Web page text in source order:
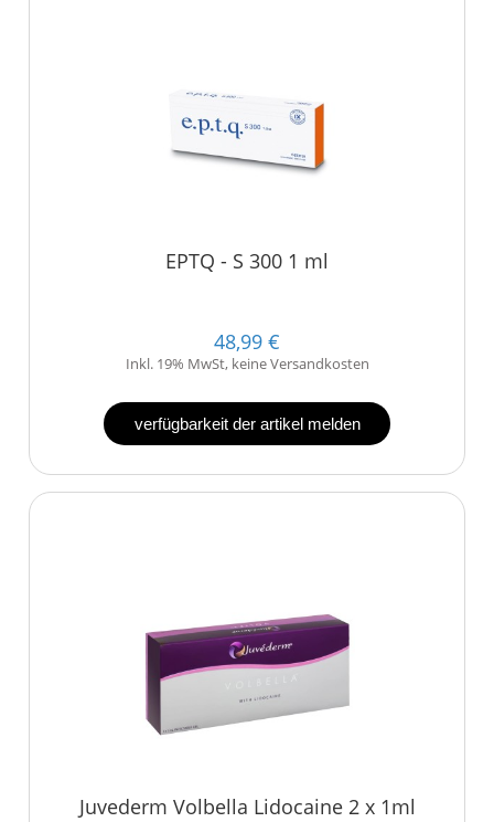
EPTQ - S 300 1 ml
48,99 €
Inkl. 19% MwSt, keine Versandkosten
verfügbarkeit der artikel melden
Juvederm Volbella Lidocaine 2 x 1ml